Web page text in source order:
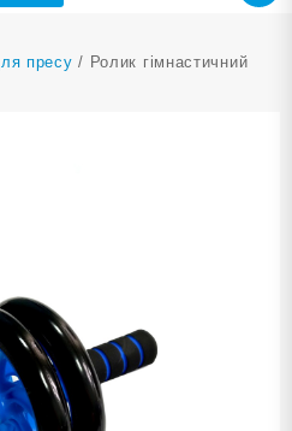
пресу / Ролик гімнастичний